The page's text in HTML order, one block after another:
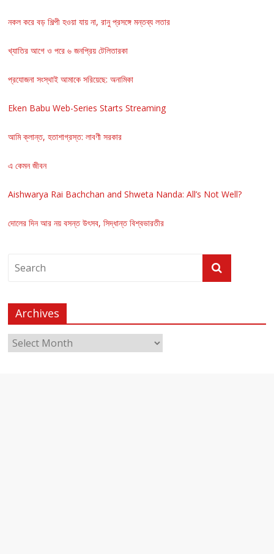
নকল করে বড় শিল্পী হওয়া যায় না, রানু প্রসঙ্গে মন্তব্য লতার
খ্যাতির আগে ও পরে ৬ জনপ্রিয় টেলিতারকা
প্রযোজনা সংস্থাই আমাকে সরিয়েছে: অনামিকা
Eken Babu Web-Series Starts Streaming
আমি ক্লান্ত, হতাশাগ্রস্ত: লাবণী সরকার
এ কেমন জীবন
Aishwarya Rai Bachchan and Shweta Nanda: All’s Not Well?
দোলের দিন আর নয় বসন্ত উৎসব, সিদ্ধান্ত বিশ্বভারতীর
Archives